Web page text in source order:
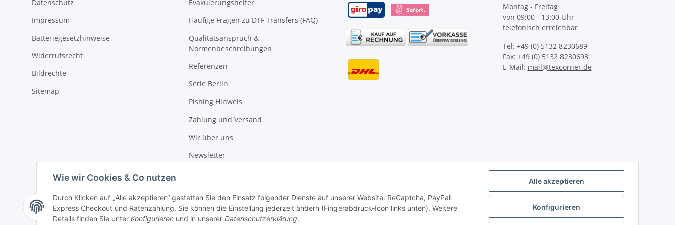
Datenschutz
Impressum
Batteriegesetzhinweise
Widerrufsrecht
Bildrechte
Sitemap
Evakuierungshelfer
Häufige Fragen zu DTF Transfers (FAQ)
Qualitätsanspruch &
Normenbeschreibungen
Referenzen
Serie Berlin
Pishing Hinweis
Zahlung und Versand
Wir über uns
Newsletter
Montag - Freitag
von 09:00 - 13:00 Uhr
telefonisch erreichbar
Tel: +49 (0) 5132 8230689
Fax: +49 (0) 5132 8230693
E-Mail: mail@texcorner.de
Wie wir Cookies & Co nutzen
Durch Klicken auf „Alle akzeptieren“ gestatten Sie den Einsatz folgender Dienste auf unserer Website: ReCaptcha, PayPal
Express Checkout und Ratenzahlung. Sie können die Einstellung jederzeit ändern (Fingerabdruck-Icon links unten). Weitere
Details finden Sie unter Konfigurieren und in unserer Datenschutzerklärung.
Alle akzeptieren
Konfigurieren